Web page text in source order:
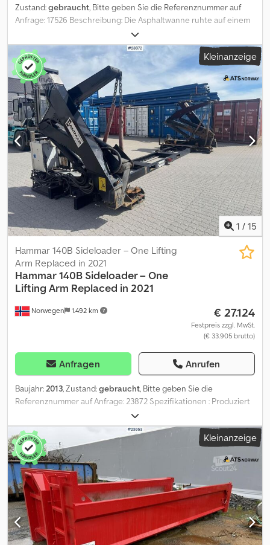
Zustand:gebraucht, Bitte geben Sie die Referenznummer auf
Anfrage: 17526 Beschreibung: Die Asphaltwanne ruhte auf einem
Scania mit 330 cm Radstand. Die Länge beträgt ca. 440 cm
Innerhalb kurzer Zeit lieferbar. Chodpfx Aajzqkriovja
Eigengewicht: 11 Model: Asfaltbalje = Weitere Informationen =
Neu: Nein Verwendungszweck: Gütertransport Wenden Sie sich
an ATS Norway, um weitere Informationen zu erhalten.
Kleinanzeige
1 / 15
Norwegen 1.492 km
Hammar 140B Sideloader – One Lifting
Arm Replaced in 2021
Hammar140B Sideloader – One
Lifting Arm Replaced in 2021
€ 27.124
Festpreis zzgl. MwSt.
(€ 33.905 brutto)
Anfragen Anrufen
Baujahr:2013, Zustand:gebraucht, Bitte geben Sie die
Referenznummer auf Anfrage: 23872 Spezifikationen : Produziert
im Jahr 2013 Der vordere Querlenker wurde 2021 ausgetauscht.
Fernbedienung 3,9 m Reichweite Unterstützung auf einem 3-
achsigen Volvo Bereit zur Auslieferung. Chedpfx Aajzqk A Uevja
Eigengewicht: 1 Model: 140B Sidelaster - Byttet en arm i 2021 =
Weitere Informationen = Verwendungszweck: Gütertransport
Wenden Sie sich an ATS Norway, um weitere Informationen zu
erhalten.
Kleinanzeige